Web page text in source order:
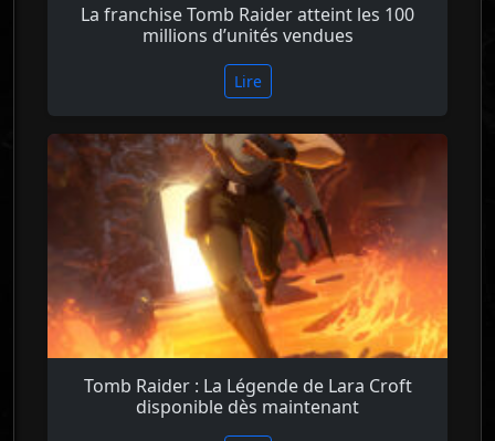
La franchise Tomb Raider atteint les 100
millions d’unités vendues
Lire
Tomb Raider : La Légende de Lara Croft
disponible dès maintenant